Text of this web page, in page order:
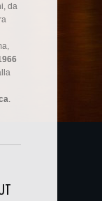
da
.
IL VENERDÌ DI